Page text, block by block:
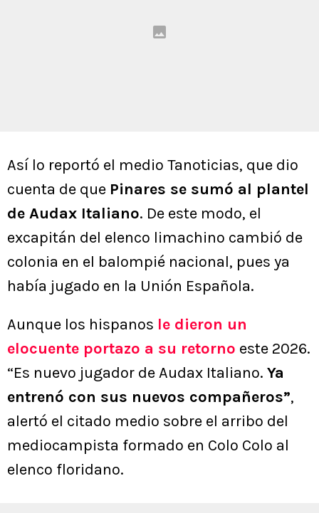
Así lo reportó el medio Tanoticias, que dio
cuenta de que Pinares se sumó al plantel
de Audax Italiano. De este modo, el
excapitán del elenco limachino cambió de
colonia en el balompié nacional, pues ya
había jugado en la Unión Española.
Aunque los hispanos le dieron un
elocuente portazo a su retorno este 2026.
“Es nuevo jugador de Audax Italiano. Ya
entrenó con sus nuevos compañeros”,
alertó el citado medio sobre el arribo del
mediocampista formado en Colo Colo al
elenco floridano.